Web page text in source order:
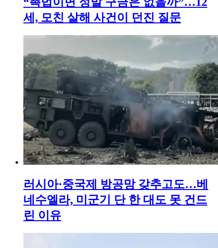
세, 모친 살해 사건이 던진 질문
러시아·중국제 방공망 갖추고도…베
네수엘라, 미군기 단 한 대도 못 건드
린 이유